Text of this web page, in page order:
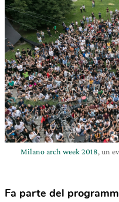
Milano arch week 2018, un
Fa parte del